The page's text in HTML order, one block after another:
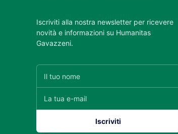
Iscriviti alla nostra newsletter per ricevere
novità e informazioni su Humanitas
Gavazzeni.